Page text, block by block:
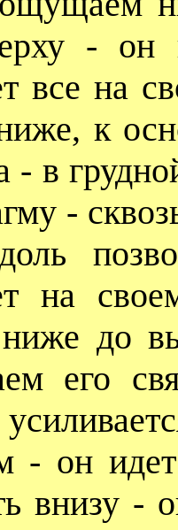
-
все на
к
- в
-
на
до
его
- он
внизу -